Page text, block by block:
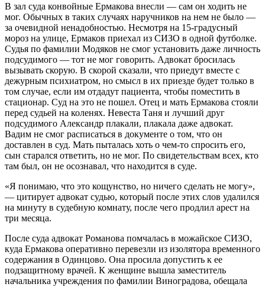
В зал суда конвойные Ермакова внесли — сам он ходить не
мог. Обычных в таких случаях наручников на нем не было —
за очевидной ненадобностью. Несмотря на 15-градусный
мороз на улице, Ермаков приехал из СИЗО в одной футболке.
Судья по фамилии Модяков не смог установить даже личность
подсудимого — тот не мог говорить. Адвокат бросилась
вызывать скорую. В скорой сказали, что приедут вместе с
дежурным психиатром, но смысл в их приезде будет только в
том случае, если им отдадут пациента, чтобы поместить в
стационар. Суд на это не пошел. Отец и мать Ермакова стояли
перед судьей на коленях. Невеста Таня и лучший друг
подсудимого Александр плакали, плакала даже адвокат.
Вадим не смог расписаться в документе о том, что он
доставлен в суд. Мать пыталась хоть о чем-то спросить его,
сын старался ответить, но не мог. По свидетельствам всех, кто
там был, он не осознавал, что находится в суде.
«Я понимаю, что это кощунство, но ничего сделать не могу»,
— цитирует адвокат судью, который после этих слов удалился
на минуту в судебную комнату, после чего продлил арест на
три месяца.
После суда адвокат Романова помчалась в можайское СИЗО,
куда Ермакова оперативно перевезли из изолятора временного
содержания в Одинцово. Она просила допустить к ее
подзащитному врачей. К женщине вышла заместитель
начальника учреждения по фамилии Виноградова, обещала